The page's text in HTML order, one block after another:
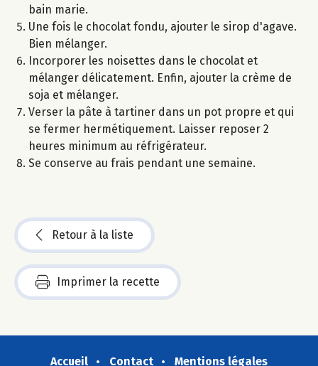
bain marie.
Une fois le chocolat fondu, ajouter le sirop d'agave.
Bien mélanger.
Incorporer les noisettes dans le chocolat et
mélanger délicatement. Enfin, ajouter la crème de
soja et mélanger.
Verser la pâte à tartiner dans un pot propre et qui
se fermer hermétiquement. Laisser reposer 2
heures minimum au réfrigérateur.
Se conserve au frais pendant une semaine.
Retour à la liste
Imprimer la recette
Accueil Contact
Mentions légales